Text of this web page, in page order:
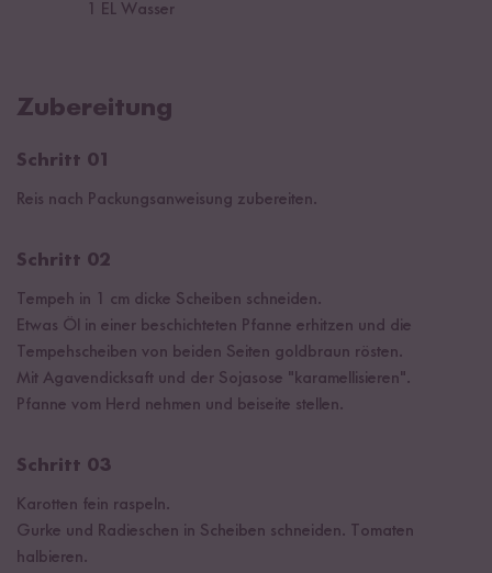
1 EL Wasser
Zubereitung
Schritt 01
Reis nach Packungsanweisung zubereiten.
Schritt 02
Tempeh in 1 cm dicke Scheiben schneiden.
Etwas Öl in einer beschichteten Pfanne erhitzen und die
Tempehscheiben von beiden Seiten goldbraun rösten.
Mit Agavendicksaft und der Sojasose "karamellisieren".
Pfanne vom Herd nehmen und beiseite stellen.
Schritt 03
Karotten fein raspeln.
Gurke und Radieschen in Scheiben schneiden. Tomaten
halbieren.